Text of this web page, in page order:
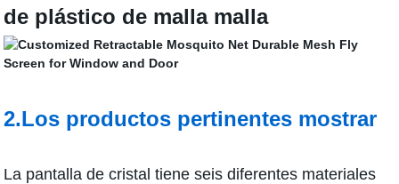
de plástico de malla malla
2.Los productos pertinentes mostrar
La pantalla de cristal tiene seis diferentes materiales